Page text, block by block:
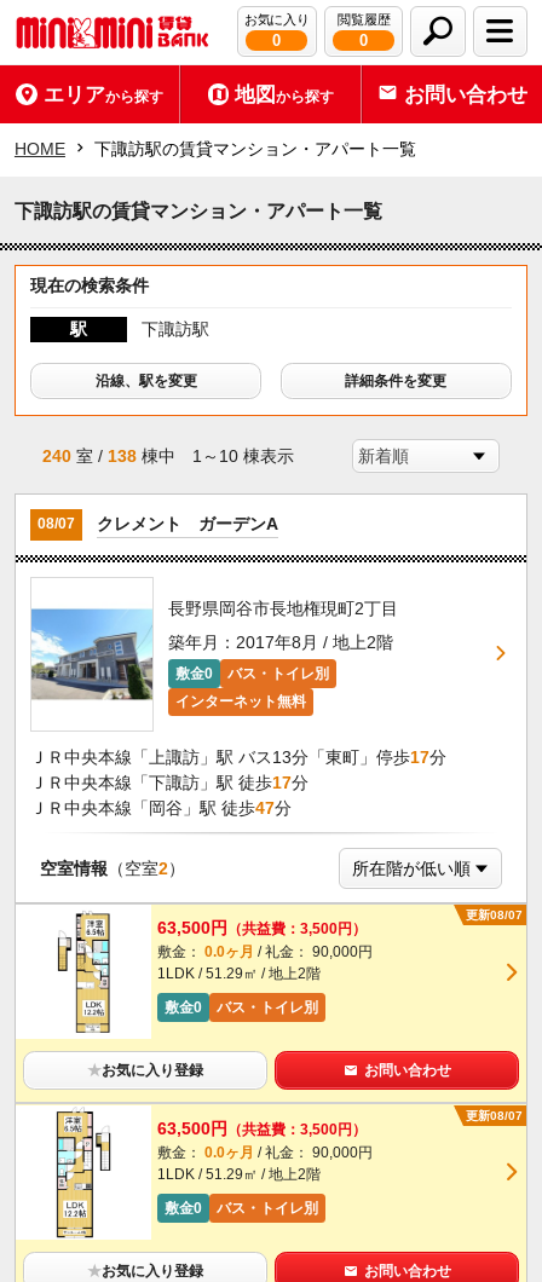
お気に入り
0
閲覧履歴
0
エリアから探す 地図から探す お問い合わせ
HOME 下諏訪駅の賃貸マンション・アパート一覧
下諏訪駅の賃貸マンション・アパート一覧
現在の検索条件
駅 下諏訪駅
沿線、駅を変更 詳細条件を変更
240 室 / 138 棟中 1～10 棟表示
08/07 クレメント ガーデンA
長野県岡谷市長地権現町2丁目
築年月：2017年8月 / 地上2階
敷金0
バス・トイレ別
インターネット無料
ＪＲ中央本線「上諏訪」駅 バス13分「東町」停歩17分
ＪＲ中央本線「下諏訪」駅 徒歩17分
ＪＲ中央本線「岡谷」駅 徒歩47分
空室情報 （空室2）
更新08/07
63,500円
（共益費：3,500円）
敷金： 0.0ヶ月 / 礼金： 90,000円
1LDK / 51.29㎡ / 地上2階
敷金0
バス・トイレ別
★お気に入り登録 お問い合わせ
更新08/07
63,500円
（共益費：3,500円）
敷金： 0.0ヶ月 / 礼金： 90,000円
1LDK / 51.29㎡ / 地上2階
敷金0
バス・トイレ別
★お気に入り登録 お問い合わせ